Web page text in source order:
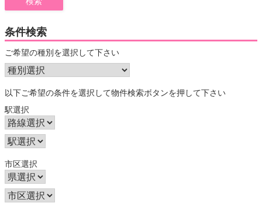
条件検索
ご希望の種別を選択して下さい
以下ご希望の条件を選択して物件検索ボタンを押して下さい
駅選択
市区選択